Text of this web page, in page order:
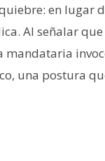
en lugar
Al señalar
mandataria
una postura